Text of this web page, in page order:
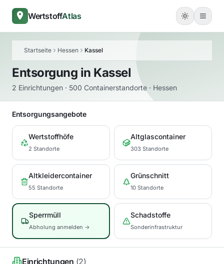
WertstoffAtlas
Startseite Hessen Kassel
Entsorgung in Kassel
2 Einrichtungen · 500 Containerstandorte · Hessen
Entsorgungsangebote
Wertstoffhöfe
2 Standorte
Altglascontainer
303 Standorte
Altkleidercontainer
55 Standorte
Grünschnitt
10 Standorte
Sperrmüll
Abholung anmelden →
Schadstoffe
Sonderinfrastruktur
Einrichtungen (2)